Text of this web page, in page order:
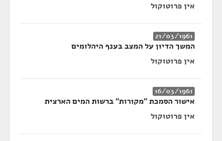
אין פרוטוקול
21/03/1961
המשך הדיון על המצב בענף היהלומים
אין פרוטוקול
16/03/1961
אישור הסמכת "מקורות" ברשות המים הארצית
אין פרוטוקול